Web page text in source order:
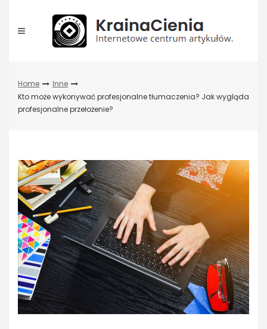
content
Home
Inne
Kto może wykonywać profesjonalne tłumaczenia? Jak wygląda
profesjonalne przełożenie?